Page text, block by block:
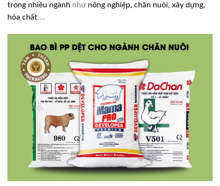
trong nhiều ngành nhưnông nghiệp, chăn nuôi, xây dựng,
hóa chất….